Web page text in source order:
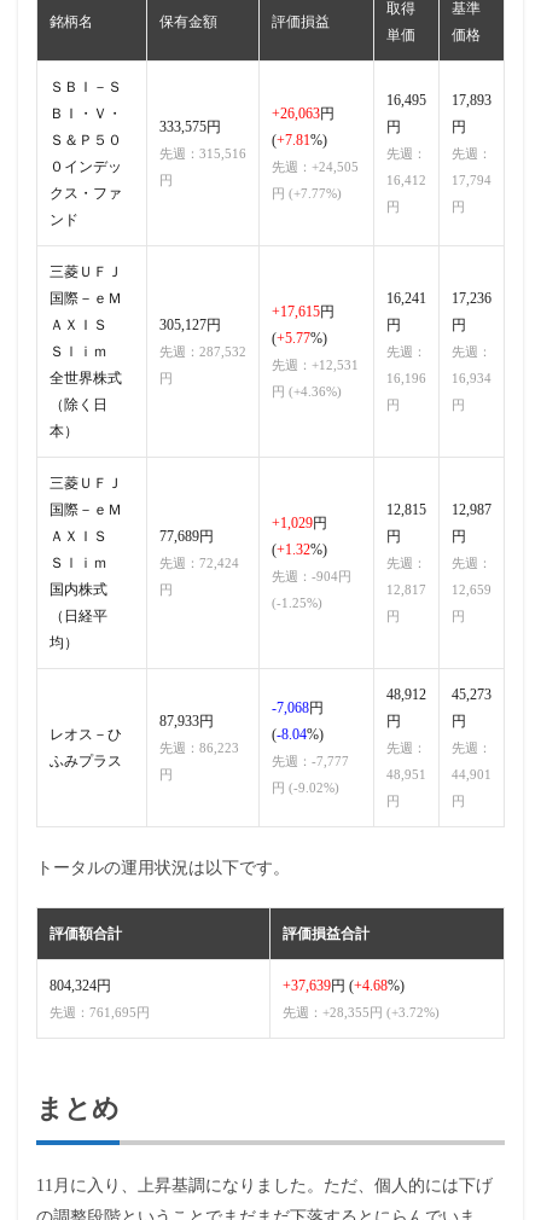
銘柄名 保有金額 評価損益
取得
単価
基準
価格
ＳＢＩ－Ｓ
ＢＩ・Ｖ・
Ｓ＆Ｐ５０
０インデッ
クス・ファ
ンド
333,575円
先週：315,516
円
+26,063円
(+7.81%)
先週：+24,505
円 (+7.77%)
16,495
円
先週：
16,412
円
17,893
円
先週：
17,794
円
三菱ＵＦＪ
国際－ｅＭ
ＡＸＩＳ
Ｓｌｉｍ
全世界株式
（除く日
本）
305,127円
先週：287,532
円
+17,615円
(+5.77%)
先週：+12,531
円 (+4.36%)
16,241
円
先週：
16,196
円
17,236
円
先週：
16,934
円
三菱ＵＦＪ
国際－ｅＭ
ＡＸＩＳ
Ｓｌｉｍ
国内株式
（日経平
均）
77,689円
先週：72,424
円
+1,029円
(+1.32%)
先週：-904円
(-1.25%)
12,815
円
先週：
12,817
円
12,987
円
先週：
12,659
円
レオス－ひ
ふみプラス
87,933円
先週：86,223
円
-7,068円
(-8.04%)
先週：-7,777
円 (-9.02%)
48,912
円
先週：
48,951
円
45,273
円
先週：
44,901
円
トータルの運用状況は以下です。
評価額合計 評価損益合計
804,324円
先週：761,695円
+37,639円 (+4.68%)
先週：+28,355円 (+3.72%)
まとめ
11月に入り、上昇基調になりました。ただ、個人的には下げ